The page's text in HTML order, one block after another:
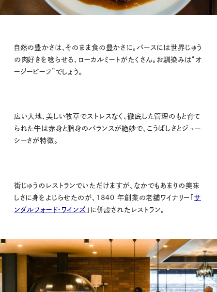
自然の豊かさは、そのまま食の豊かさに。パースには世界じゅう
の肉好きを唸らせる、ローカルミートがたくさん。お馴染みは“オ
ージービーフ”でしょう。
広い大地、美しい牧草でストレスなく、徹底した管理のもと育て
られた牛は赤身と脂身のバランスが絶妙で、こうばしさとジュー
シーさが特徴。
街じゅうのレストランでいただけますが、なかでもあまりの美味
しさに身をよじらせたのが、1840 年創業の老舗ワイナリー「サ
ンダルフォード・ワインズ 」に併設されたレストラン。